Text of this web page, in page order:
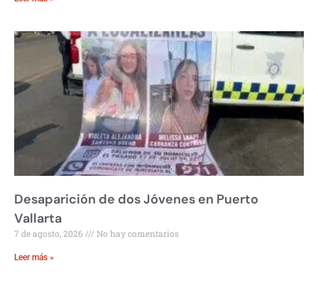
Desaparición de dos Jóvenes en Puerto
Vallarta
7 de agosto, 2026 No hay comentarios
Leer más »